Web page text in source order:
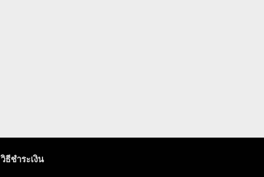
วิธีชำระเงิน